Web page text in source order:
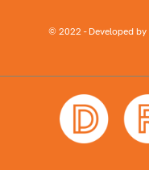
© 2022 - Developed by